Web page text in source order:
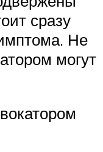
сразу
Не
могут